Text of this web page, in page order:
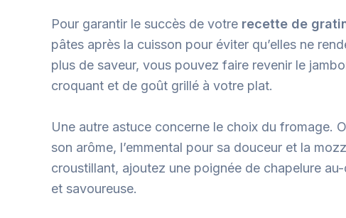
Pour garantir le succès de votre recette de
pâtes après la cuisson pour éviter qu’elles ne
plus de saveur, vous pouvez faire revenir le
croquant et de goût grillé à votre plat.
Une autre astuce concerne le choix du fromage.
son arôme, l’emmental pour sa douceur et la
croustillant, ajoutez une poignée de chapelure
et savoureuse.